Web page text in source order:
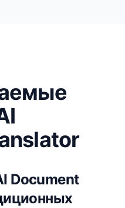
Document